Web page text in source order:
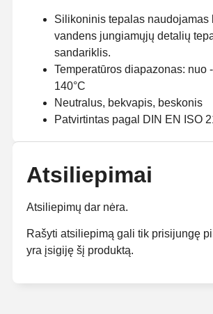
Silikoninis tepalas naudojamas
vandens jungiamųjų detalių
sandariklis.
Temperatūros diapazonas: nuo
140°C
Neutralus, bekvapis, beskonis
Patvirtintas pagal DIN EN ISO
Atsiliepimai
Atsiliepimų dar nėra.
Rašyti atsiliepimą gali tik prisijungę
yra įsigiję šį produktą.